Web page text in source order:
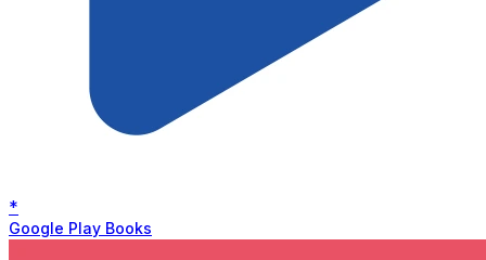
*
Google Play Books